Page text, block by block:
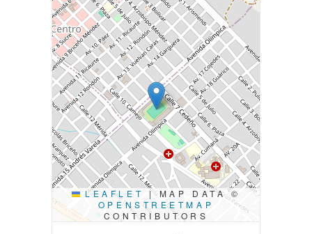
LEAFLET |MAP DATA ©
OPENSTREETMAP
CONTRIBUTORS